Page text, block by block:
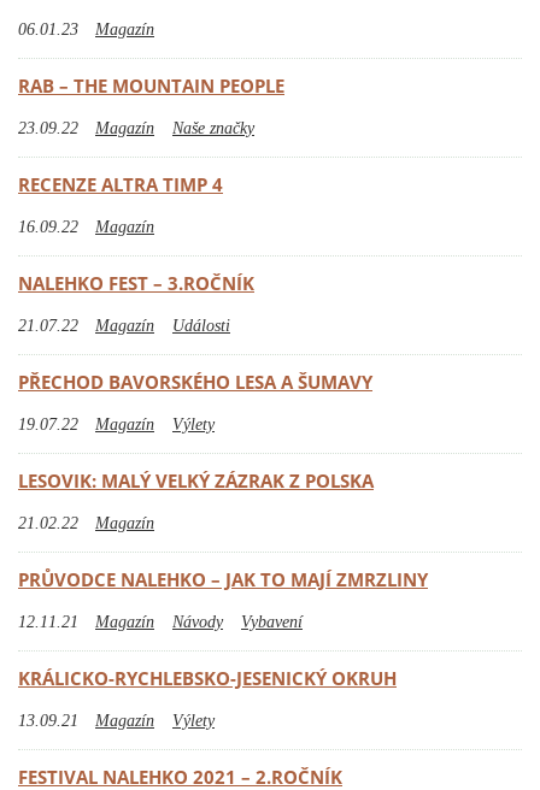
06.01.23 Magazín
RAB – THE MOUNTAIN PEOPLE
23.09.22 Magazín Naše značky
RECENZE ALTRA TIMP 4
16.09.22 Magazín
NALEHKO FEST – 3.ROČNÍK
21.07.22 Magazín Události
PŘECHOD BAVORSKÉHO LESA A ŠUMAVY
19.07.22 Magazín Výlety
LESOVIK: MALÝ VELKÝ ZÁZRAK Z POLSKA
21.02.22 Magazín
PRŮVODCE NALEHKO – JAK TO MAJÍ ZMRZLINY
12.11.21 Magazín Návody Vybavení
KRÁLICKO-RYCHLEBSKO-JESENICKÝ OKRUH
13.09.21 Magazín Výlety
FESTIVAL NALEHKO 2021 – 2.ROČNÍK